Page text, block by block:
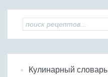
Кулинарный словарь